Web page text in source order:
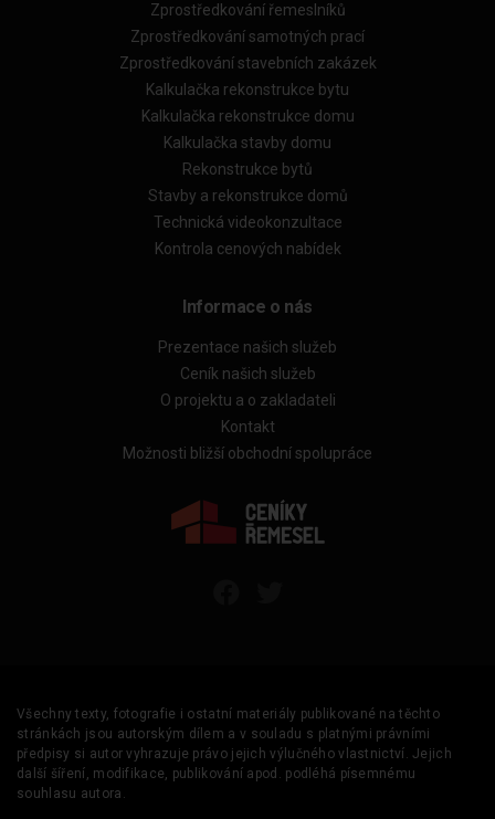
Zprostředkování řemeslníků
Zprostředkování samotných prací
Zprostředkování stavebních zakázek
Kalkulačka rekonstrukce bytu
Kalkulačka rekonstrukce domu
Kalkulačka stavby domu
Rekonstrukce bytů
Stavby a rekonstrukce domů
Technická videokonzultace
Kontrola cenových nabídek
Informace o nás
Prezentace našich služeb
Ceník našich služeb
O projektu a o zakladateli
Kontakt
Možnosti bližší obchodní spolupráce
Všechny texty, fotografie i ostatní materiály publikované na těchto
stránkách jsou autorským dílem a v souladu s platnými právními
předpisy si autor vyhrazuje právo jejich výlučného vlastnictví. Jejich
další šíření, modifikace, publikování apod. podléhá písemnému
souhlasu autora.